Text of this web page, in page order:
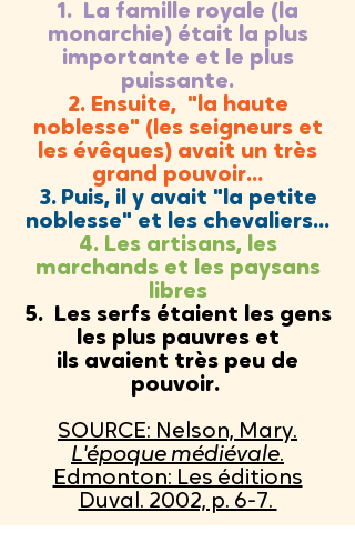
1. La famille royale (la
monarchie) était la plus
importante et le plus
puissante.
2. Ensuite, "la haute
noblesse" (les seigneurs et
les évêques) avait un très
grand pouvoir...
3. Puis, il y avait "la petite
noblesse" et les chevaliers...
4. Les artisans, les
marchands et les paysans
libres
5. Les serfs étaient les gens
les plus pauvres et
ils avaient très peu de
pouvoir.
SOURCE: Nelson, Mary.
L'époque médiévale.
Edmonton: Les éditions
Duval. 2002, p. 6-7.